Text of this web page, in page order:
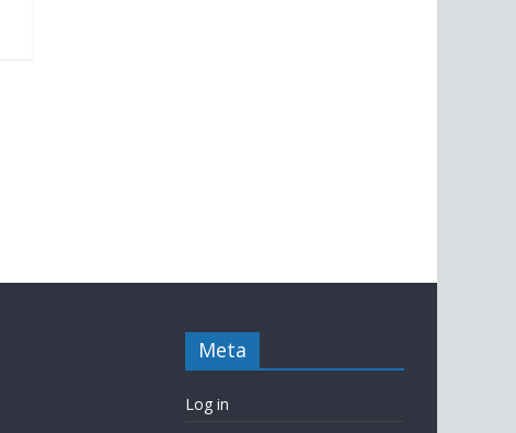
Meta
Log in